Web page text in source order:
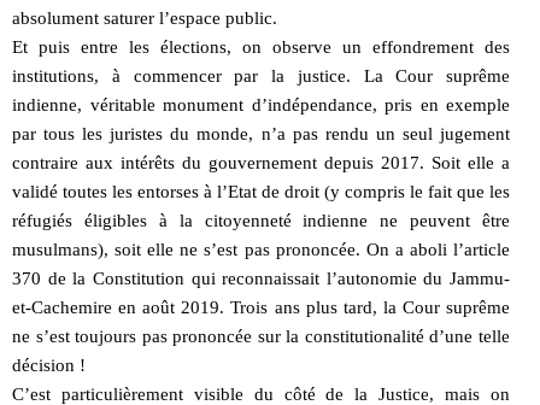
absolument saturer l’espace public.
Et puis entre les élections, on observe un effondrement des
institutions, à commencer par la justice. La Cour suprême
indienne, véritable monument d’indépendance, pris en exemple
par tous les juristes du monde, n’a pas rendu un seul jugement
contraire aux intérêts du gouvernement depuis 2017. Soit elle a
validé toutes les entorses à l’Etat de droit (y compris le fait que les
réfugiés éligibles à la citoyenneté indienne ne peuvent être
musulmans), soit elle ne s’est pas prononcée. On a aboli l’article
370 de la Constitution qui reconnaissait l’autonomie du Jammu-
et-Cachemire en août 2019. Trois ans plus tard, la Cour suprême
ne s’est toujours pas prononcée sur la constitutionalité d’une telle
décision !
C’est particulièrement visible du côté de la Justice, mais on